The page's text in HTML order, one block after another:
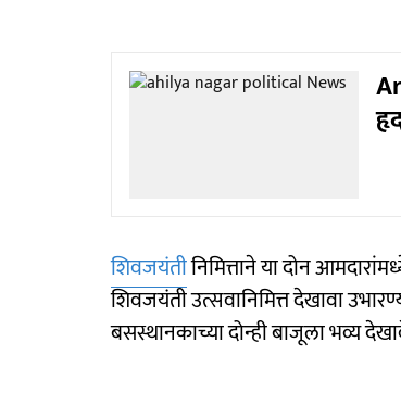
शिवजयंतीनिमित्ताने या दोन
शिवजयंती उत्सवानिमित्त देखावा
बसस्थानकाच्या दोन्ही बाजूला भव्य